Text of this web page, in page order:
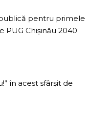
pentru primele
PUG Chișinău 2040
în acest sfârșit de